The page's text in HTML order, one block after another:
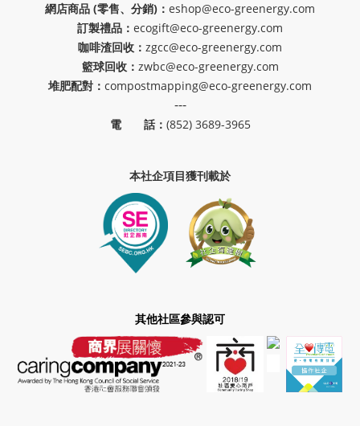
網店商品 (零售、分銷)： eshop@eco-greenergy.com
訂製禮品： ecogift@eco-greenergy.com
咖啡渣回收： zgcc@eco-greenergy.com
籃球回收： zwbc@eco-greenergy.com
堆肥配對： compostmapping@eco-greenergy.com
---
電 話： (852) 3689-3965
本社企項目獲刊載於
其他社區參與認可